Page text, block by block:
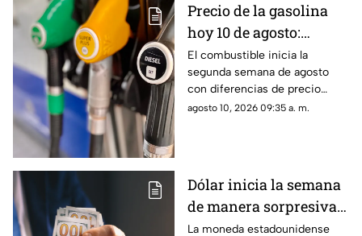
Precio de la gasolina
hoy 10 de agosto:
¿cuánto cuesta el litro
en Chihuahua?
El combustible inicia la
segunda semana de agosto
con diferencias de precio
entre las principales regiones
agosto 10, 2026 09:35 a. m.
Dólar inicia la semana
de manera sorpresiva:
así cotiza este 10 de
La moneda estadounidense